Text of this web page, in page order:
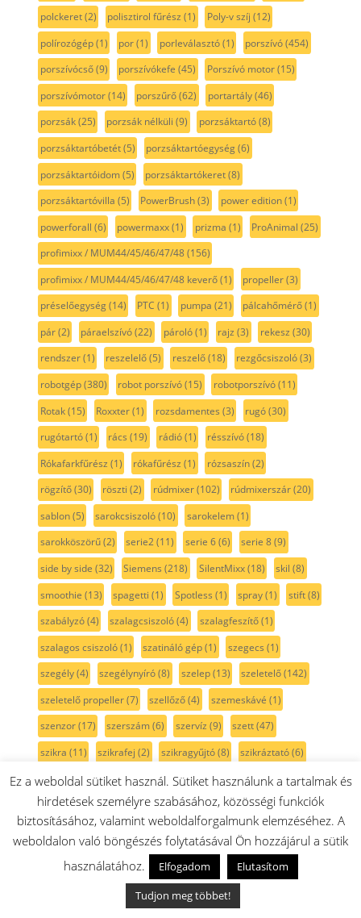
polckeret(2) polisztirol fűrész (1) Poly-v szíj (12)
polírozógép(1) por(1) porleválasztó(1) porszívó(454)
porszívócső(9) porszívókefe (45) Porszívó motor(15)
porszívómotor(14) porszűrő(62) portartály(46)
porzsák(25) porzsák nélküli (9) porzsáktartó(8)
porzsáktartóbetét(5) porzsáktartóegység(6)
porzsáktartóidom(5) porzsáktartókeret(8)
porzsáktartóvilla (5) PowerBrush(3) power edition(1)
powerforall (6) powermaxx(1) prizma (1) ProAnimal (25)
profimixx / MUM44/45/46/47/48(156)
profimixx / MUM44/45/46/47/48 keverő(1) propeller(3)
préselőegység(14) PTC (1) pumpa (21) pálcahőmérő(1)
pár(2) páraelszívó(22) pároló(1) rajz (3) rekesz (30)
rendszer(1) reszelelő(5) reszelő(18) rezgőcsiszoló(3)
robotgép(380) robot porszívó(15) robotporszívó(11)
Rotak(15) Roxxter(1) rozsdamentes (3) rugó(30)
rugótartó(1) rács (19) rádió(1) résszívó(18)
Rókafarkfűrész (1) rókafűrész (1) rózsaszín(2)
rögzítő(30) röszti (2) rúdmixer(102) rúdmixerszár(20)
sablon(5) sarokcsiszoló(10) sarokelem(1)
sarokköszörű(2) serie2(11) serie 6(6) serie 8(9)
side by side (32) Siemens (218) SilentMixx(18) skil (8)
smoothie (13) spagetti (1) Spotless (1) spray(1) stift(8)
szabályzó(4) szalagcsiszoló(4) szalagfeszítő(1)
szalagos csiszoló(1) szatináló gép(1) szegecs (1)
szegély(4) szegélynyíró(8) szelep(13) szeletelő(142)
szeletelő propeller(7) szellőző(4) szemeskávé (1)
szenzor(17) szerszám(6) szervíz (9) szett(47)
szikra (11) szikrafej (2) szikragyűjtó(8) szikráztató(6)
szilikon(13) szilikonzsír(2) szimering(28) szitaszűrő(5)
szivattyú(29) szivattyúház(4) szán(4) szárny(3)
(106)
szénfilter(4) szénkefe(41)
szénkefe tartó(4) szénszűrő(1)
szíjfeszítő(3) színtelen(10) szívócső
Ez a weboldal sütiket használ. Sütiket használunk a tartalmak és
hirdetések személyre szabásához, közösségi funkciók
biztosításához, valamint weboldalforgalmunk elemzéséhez. A
weboldalon való böngészés folytatásával Ön hozzájárul a sütik
használatához.
Elfogadom
Elutasítom
Tudjon meg többet!